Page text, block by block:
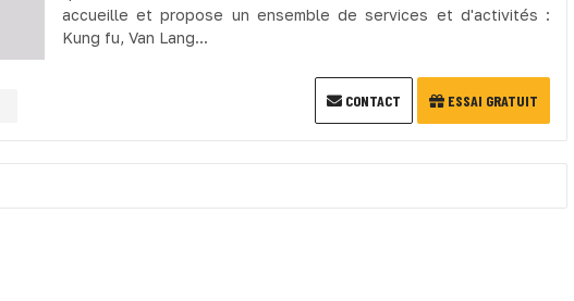
accueille et propose un ensemble de services et d'activités :
Kung fu, Van Lang...
CONTACT ESSAI GRATUIT